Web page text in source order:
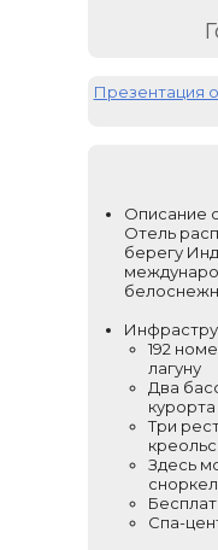
Презентация
Описание
Отель
берегу
192
лагуну
Два
курорта
Три
Здесь
Спа-